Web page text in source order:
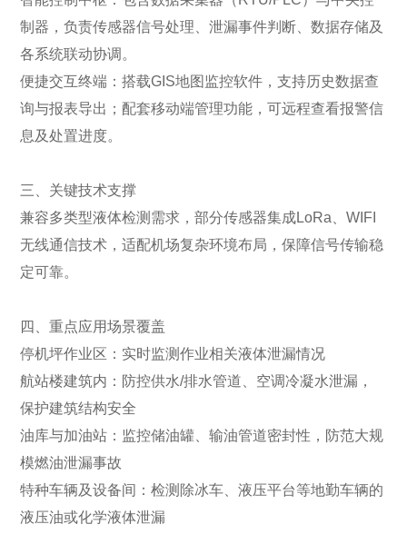
制器，负责传感器信号处理、泄漏事件判断、数据存储及
各系统联动协调。
便捷交互终端：搭载GIS地图监控软件，支持历史数据查
询与报表导出；配套移动端管理功能，可远程查看报警信
息及处置进度。
三、关键技术支撑
兼容多类型液体检测需求，部分传感器集成LoRa、WIFI
无线通信技术，适配机场复杂环境布局，保障信号传输稳
定可靠。
四、重点应用场景覆盖
停机坪作业区：实时监测作业相关液体泄漏情况
航站楼建筑内：防控供水/排水管道、空调冷凝水泄漏，
保护建筑结构安全
油库与加油站：监控储油罐、输油管道密封性，防范大规
模燃油泄漏事故
特种车辆及设备间：检测除冰车、液压平台等地勤车辆的
液压油或化学液体泄漏